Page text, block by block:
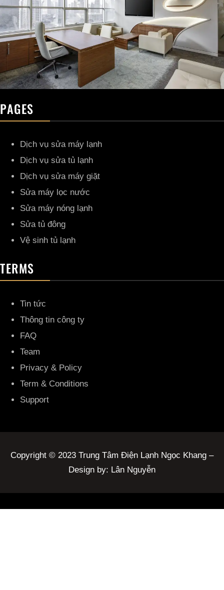
PAGES
Dịch vụ sửa máy lạnh
Dịch vụ sửa tủ lạnh
Dịch vụ sửa máy giặt
Sửa máy lọc nước
Sửa máy nóng lạnh
Sửa tủ đông
Vệ sinh tủ lạnh
TERMS
Tin tức
Thông tin công ty
FAQ
Team
Privacy & Policy
Term & Conditions
Support
Copyright © 2023 Trung Tâm Điện Lạnh Ngọc Khang –
Design by: Lân Nguyễn